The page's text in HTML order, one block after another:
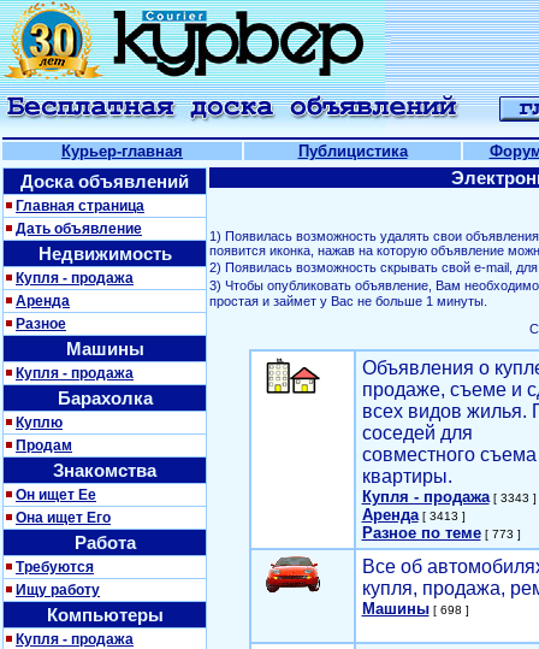
Курьер-главная Публицистика
Доска объявлений
Главная страница
Дать объявление
Недвижимость
Купля - продажа
Аренда
Разное
Машины
Купля - продажа
Барахолка
Куплю
Продам
Знакомства
Он ищет Ее
Она ищет Его
Работа
Требуются
Ищу работу
Компьютеры
Купля - продажа
1) Появилась возможность удалять свои
появится иконка, нажав на которую объявление
2) Появилась возможность скрывать свой е-mail,
3) Чтобы опубликовать объявление, Вам
простая и займет у Вас не больше 1 минуты.
Объявления о
продаже, съеме и
всех видов жилья.
соседей для
совместного съема
квартиры.
Купля - продажа[ 3343 ]
Аренда[ 3413 ]
Разное по теме[ 773 ]
Все об
купля, продажа,
Машины[ 698 ]